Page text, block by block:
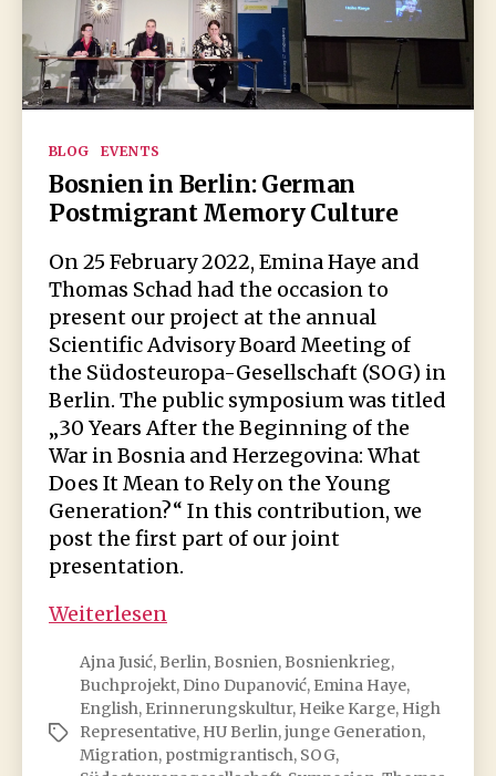
Kategorien
BLOG EVENTS
Bosnien in Berlin: German
Postmigrant Memory Culture
On 25 February 2022, Emina Haye and
Thomas Schad had the occasion to
present our project at the annual
Scientific Advisory Board Meeting of
the Südosteuropa-Gesellschaft (SOG) in
Berlin. The public symposium was titled
„30 Years After the Beginning of the
War in Bosnia and Herzegovina: What
Does It Mean to Rely on the Young
Generation?“ In this contribution, we
post the first part of our joint
presentation.
Weiterlesen
Berlin:
German
Postmigrant
Memory
Schlagwörter
Ajna Jusić, Berlin, Bosnien, Bosnienkrieg,
Buchprojekt, Dino Dupanović, Emina Haye,
English, Erinnerungskultur, Heike Karge, High
Representative, HU Berlin,junge Generation,
Migration, postmigrantisch, SOG,